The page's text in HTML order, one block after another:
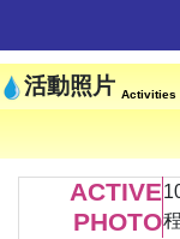
活動照片 Activities
ACTIVE
PHOTO